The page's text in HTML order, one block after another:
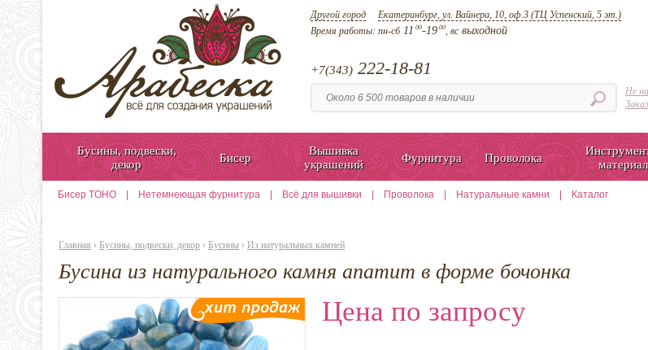
Другой город Екатеринбург, ул. Вайнера, 10, оф.3 (ТЦ Успенский, 5 эт.)
Время работы: пн-сб11 00-19 00, всвыходной
+7(343) 222-18-81
Не
Бусины, подвески,
декор
Бисер
Вышивка
украшений
Фурнитура Проволока
Бисер TOHO Нетемнеющая фурнитура Всё для вышивки Проволока Натуральные камни Каталог
Главная › Бусины, подвески, декор › Бусины › Из натуральных камней
Бусина из натурального камня апатит в форме бочонка
Цена по запросу